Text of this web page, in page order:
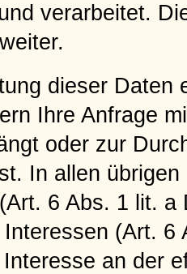
verarbeitet.
dieser Daten
Ihre Anfrage
oder zur
In allen
6 Abs. 1 lit.
Interessen (Art.
an der